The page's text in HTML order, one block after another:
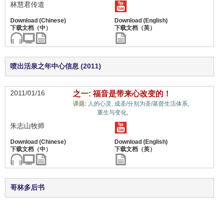
林慧君传道
喷出活泉之年中心信息 (2011)
2011/01/16 之一: 福音是带来心改变的！
课题: 人的心灵, 成圣/分别为圣/基督生活体系,
重生与变化,
朱志山牧师
哥林多后书